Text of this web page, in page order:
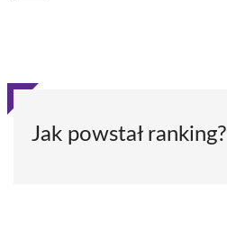
Jak powstał ranking?